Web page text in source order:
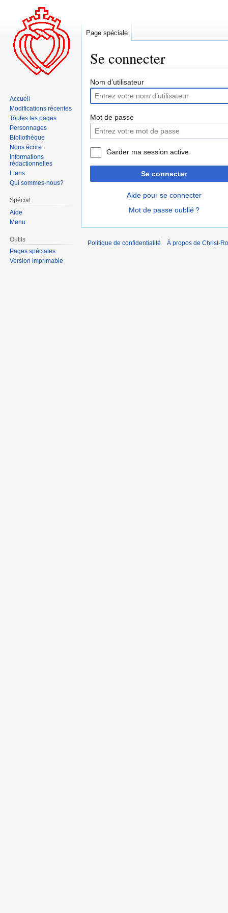
Se connecter
Aller
la
navigation
Aller
la
recherche
Nom d’utilisateur
Mot de passe
Garder ma session active
Se connecter
Aide pour se connecter
Mot de passe oublié ?
Page spéciale
Accueil
Modifications récentes
Toutes les pages
Personnages
Bibliothèque
Nous écrire
Informations
rédactionnelles
Liens
Qui sommes-nous?
Spécial
Aide
Menu
Outils
Pages spéciales
Version imprimable
Politique de confidentialité À propos de Christ-